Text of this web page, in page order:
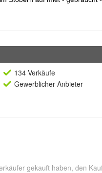
134 Verkäufe
Gewerblicher Anbieter
gekauft haben, den